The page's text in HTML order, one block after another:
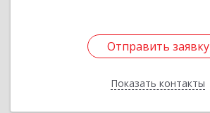
Отправить заявку
Показать контакты
Отправить заявку
Назад